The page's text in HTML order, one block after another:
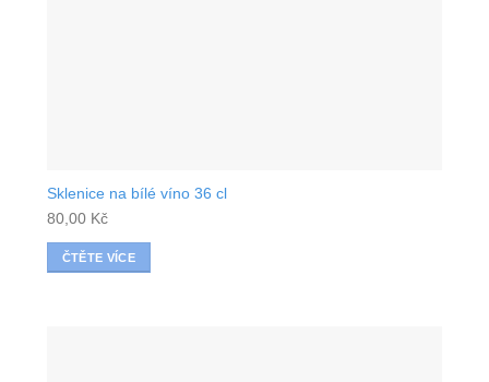
Sklenice na bílé víno 36 cl
80,00 Kč
ČTĚTE VÍCE